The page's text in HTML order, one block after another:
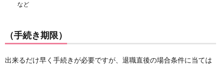
など
（手続き期限）
出来るだけ早く手続きが必要ですが、退職直後の場合条件に当ては